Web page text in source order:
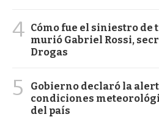
4 Cómo fue el siniestro de
murió Gabriel Rossi,
Drogas
5
Gobierno declaró la
condiciones
del país